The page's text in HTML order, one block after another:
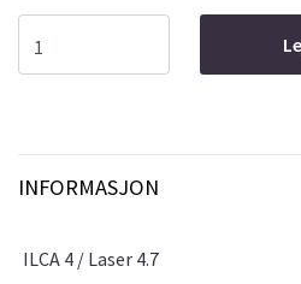
INFORMASJON
ILCA 4 / Laser 4.7